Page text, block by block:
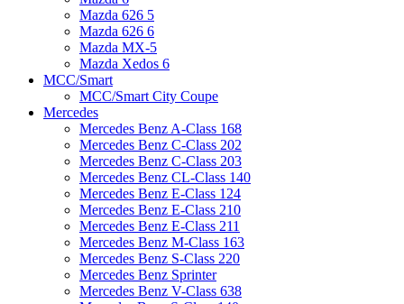
Mazda 626 5
Mazda 626 6
Mazda MX-5
Mazda Xedos 6
MCC/Smart
MCC/Smart City Coupe
Mercedes
Mercedes Benz A-Class 168
Mercedes Benz C-Class 202
Mercedes Benz C-Class 203
Mercedes Benz CL-Class 140
Mercedes Benz E-Class 124
Mercedes Benz E-Class 210
Mercedes Benz E-Class 211
Mercedes Benz M-Class 163
Mercedes Benz S-Class 220
Mercedes Benz Sprinter
Mercedes Benz V-Class 638